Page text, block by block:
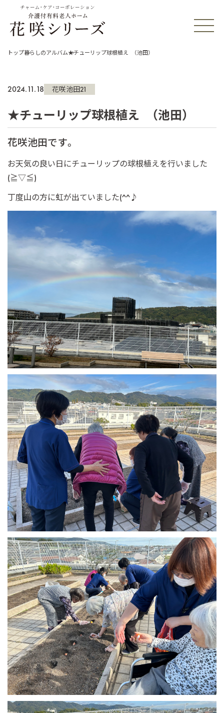
チャーム・ケア・コーポレーション
トップ暮らしのアルバム★チューリップ球根植え （池田）
2024.11.18 花咲池田21
★チューリップ球根植え （池田）
花咲池田です。
お天気の良い日にチューリップの球根植えを行いました
(≧▽≦)
丁度山の方に虹が出ていました(^^♪